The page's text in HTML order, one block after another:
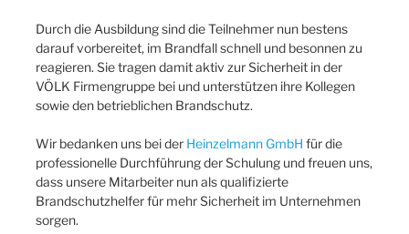
Durch die Ausbildung sind die Teilnehmer nun bestens
darauf vorbereitet, im Brandfall schnell und besonnen zu
reagieren. Sie tragen damit aktiv zur Sicherheit in der
VÖLK Firmengruppe bei und unterstützen ihre Kollegen
sowie den betrieblichen Brandschutz.
Wir bedanken uns bei der Heinzelmann GmbH für die
professionelle Durchführung der Schulung und freuen uns,
dass unsere Mitarbeiter nun als qualifizierte
Brandschutzhelfer für mehr Sicherheit im Unternehmen
sorgen.